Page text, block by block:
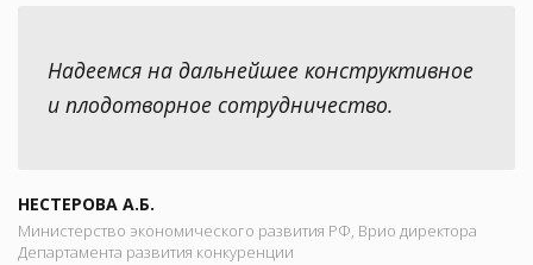
Надеемся на дальнейшее конструктивное
и плодотворное сотрудничество.
НЕСТЕРОВА А.Б.
Министерство экономического развития РФ, Врио директора
Департамента развития конкуренции